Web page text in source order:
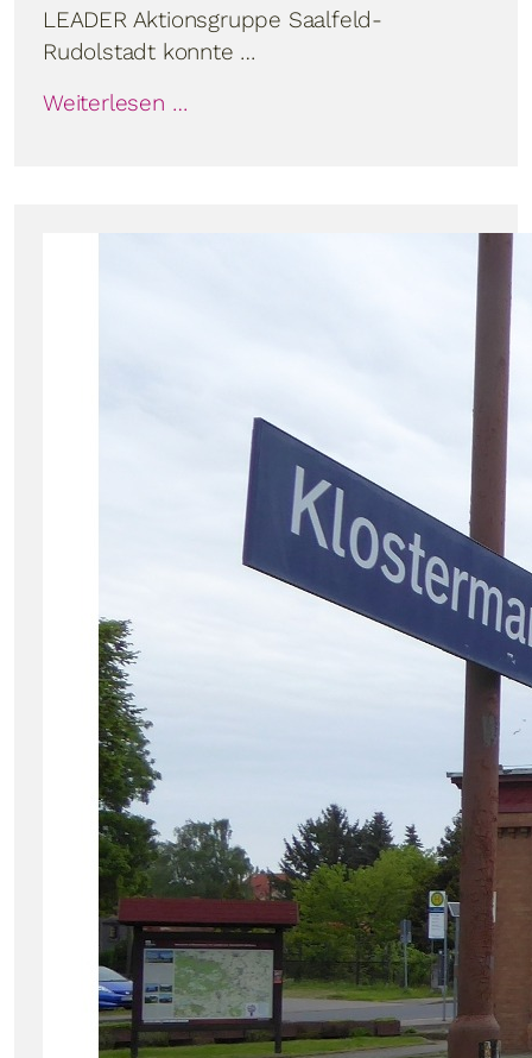
LEADER Aktionsgruppe Saalfeld-
Rudolstadt konnte …
Weiterlesen …